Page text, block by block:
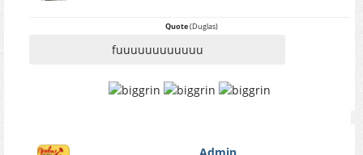
Quote(Duglas)
fuuuuuuuuuuuu